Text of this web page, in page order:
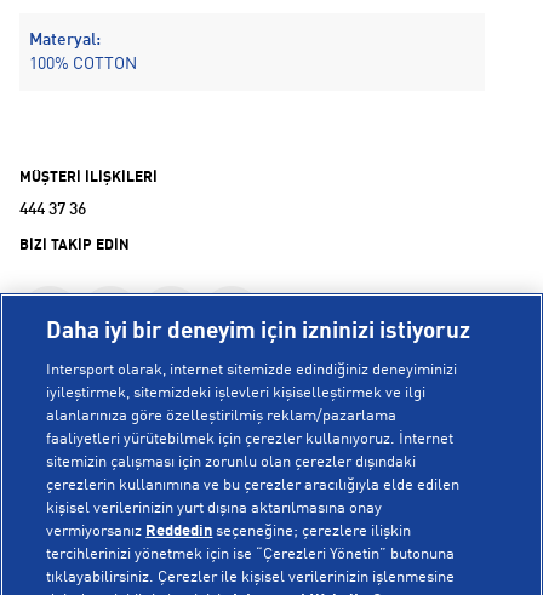
Materyal:
100% COTTON
MÜŞTERİ İLİŞKİLERİ
444 37 36
BİZİ TAKİP EDİN
KURUMSAL
Hakkımızda
Mağazalarımız
Bilgi Toplumu Hizmetleri
YARDIM
Sipariş Takibi
Daha iyi bir deneyim için izninizi istiyoruz
Intersport olarak, internet sitemizde edindiğiniz deneyiminizi
iyileştirmek, sitemizdeki işlevleri kişiselleştirmek ve ilgi
alanlarınıza göre özelleştirilmiş reklam/pazarlama
faaliyetleri yürütebilmek için çerezler kullanıyoruz. İnternet
sitemizin çalışması için zorunlu olan çerezler dışındaki
çerezlerin kullanımına ve bu çerezler aracılığıyla elde edilen
kişisel verilerinizin yurt dışına aktarılmasına onay
vermiyorsanız Reddedin seçeneğine; çerezlere ilişkin
tercihlerinizi yönetmek için ise “Çerezleri Yönetin” butonuna
tıklayabilirsiniz. Çerezler ile kişisel verilerinizin işlenmesine